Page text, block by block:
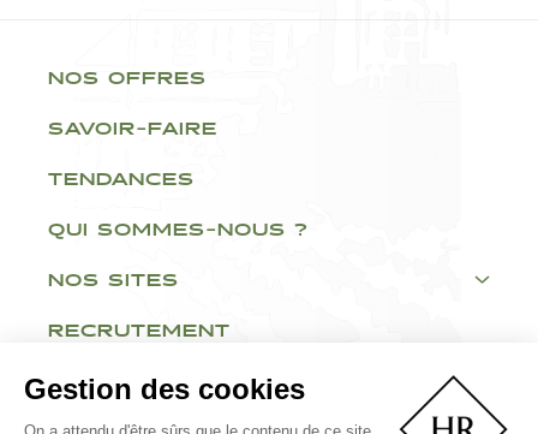
Gestion des cookies
On a attendu d'être sûrs que le contenu de ce site
NOS OFFRES
SAVOIR-FAIRE
TENDANCES
QUI SOMMES-NOUS ?
NOS SITES
RECRUTEMENT